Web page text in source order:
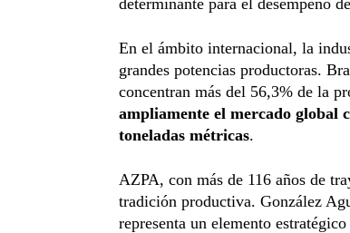
En el ámbito internacional, la
grandes potencias productoras.
concentran más del 56,3% de la
ampliamente el mercado global
toneladas métricas.
AZPA, con más de 116 años de
tradición productiva. González
representa un elemento